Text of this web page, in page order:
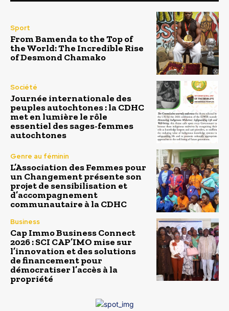
Sport
From Bamenda to the Top of
the World: The Incredible Rise
of Desmond Chamako
Société
Journée internationale des
peuples autochtones : la CDHC
met en lumière le rôle
essentiel des sages-femmes
autochtones
Genre au féminin
L’Association des Femmes pour
un Changement présente son
projet de sensibilisation et
d’accompagnement
communautaire à la CDHC
Business
Cap Immo Business Connect
2026 : SCI CAP’IMO mise sur
l’innovation et des solutions
de financement pour
démocratiser l’accès à la
propriété